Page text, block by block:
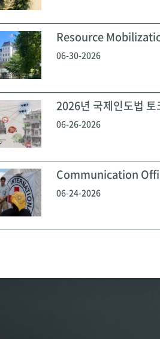
Resource
06-30-2026
2026년 국제인도법 토
06-26-2026
Communication
06-24-2026